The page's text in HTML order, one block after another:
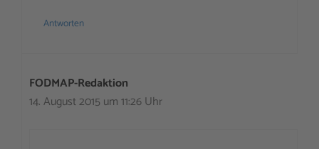
Antworten
FODMAP-Redaktion
14. August 2015 um 11:26 Uhr